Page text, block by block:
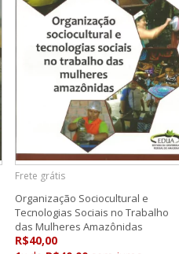
Frete grátis
Organização Sociocultural e
Tecnologias Sociais no Trabalho
das Mulheres Amazônidas
R$40,00